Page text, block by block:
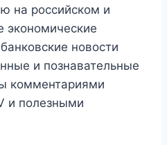
на российском и
экономические
новости
и познавательные
комментариями
и полезными